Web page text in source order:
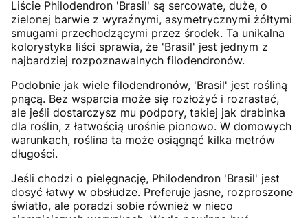
Liście Philodendron 'Brasil' są sercowate, duże, o
zielonej barwie z wyraźnymi, asymetrycznymi żółtymi
smugami przechodzącymi przez środek. Ta unikalna
kolorystyka liści sprawia, że 'Brasil' jest jednym z
najbardziej rozpoznawalnych filodendronów.
Podobnie jak wiele filodendronów, 'Brasil' jest rośliną
pnącą. Bez wsparcia może się rozłożyć i rozrastać,
ale jeśli dostarczysz mu podpory, takiej jak drabinka
dla roślin, z łatwością urośnie pionowo. W domowych
warunkach, roślina ta może osiągnąć kilka metrów
długości.
Jeśli chodzi o pielęgnację, Philodendron 'Brasil' jest
dosyć łatwy w obsłudze. Preferuje jasne, rozproszone
światło, ale poradzi sobie również w nieco